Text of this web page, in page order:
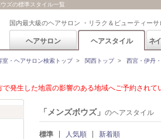
ズの標準スタイル一覧
国内最大級のヘアサロン ・リラク＆ビューティーサ
ヘアサロン ヘアスタイル ネ
室・ヘアサロン検索トップ> 関西トップ> 西宮・伊丹
で発生した地震の影響のある地域へご予約されて
「メンズボウズ」 のヘアスタイル
標準 人気順 新着順